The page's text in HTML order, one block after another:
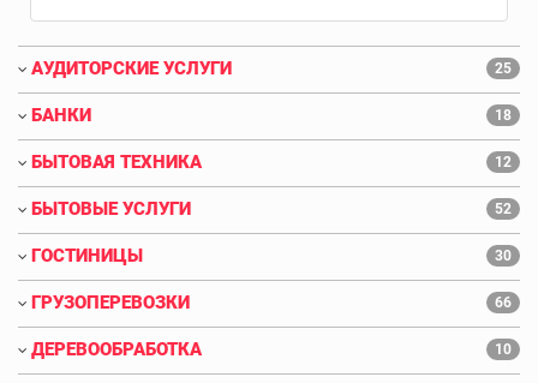
АУДИТОРСКИЕ УСЛУГИ 25
БАНКИ 18
БЫТОВАЯ ТЕХНИКА 12
БЫТОВЫЕ УСЛУГИ 52
ГОСТИНИЦЫ 30
ГРУЗОПЕРЕВОЗКИ 66
ДЕРЕВООБРАБОТКА 10